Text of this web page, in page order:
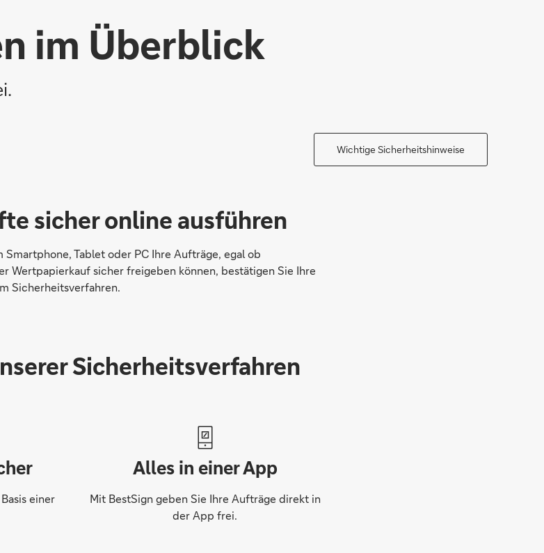
im Überblick
Wichtige Sicherheitshinweise
sicher online ausführen
Tablet oder PC Ihre Aufträge, egal ob
Wertpapierkauf sicher freigeben können, bestätigen Sie Ihre
Sicherheitsverfahren.
Sicherheitsverfahren
einer
Alles in einer App
Mit BestSign geben Sie Ihre Aufträge direkt in
der App frei.